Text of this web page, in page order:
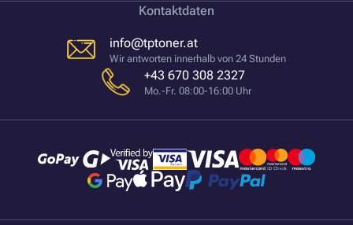
Kontaktdaten
info@tptoner.at
Wir antworten innerhalb von 24 Stunden
+43 670 308 2327
Mo.-Fr. 08:00-16:00 Uhr